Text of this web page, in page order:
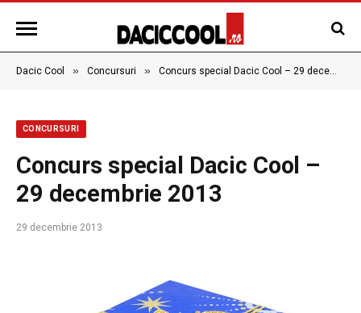
Dacic Cool » Concursuri » Concurs special Dacic Cool – 29 decembrie 2013
CONCURSURI
Concurs special Dacic Cool –
29 decembrie 2013
29 decembrie 2013